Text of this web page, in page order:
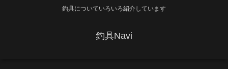
釣具についていろいろ紹介しています
釣具Navi